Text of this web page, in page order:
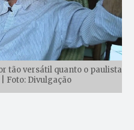
tão versátil quanto o paulista
Foto: Divulgação